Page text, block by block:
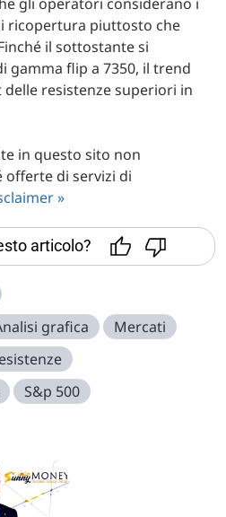
ricopertura piuttosto che
il sottostante si
gamma flip a 7350, il trend
resistenze superiori in
in questo sito non
offerte di servizi di
»
articolo?
grafica
Mercati
S&p 500